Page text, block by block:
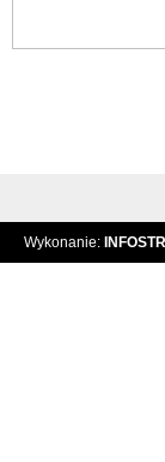
Wykonanie: